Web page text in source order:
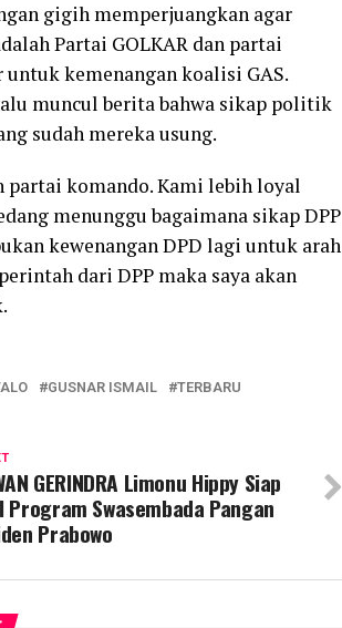
gigih memperjuangkan agar
Partai GOLKAR dan partai
kemenangan koalisi GAS.
muncul berita bahwa sikap politik
sudah mereka usung.
partai komando. Kami lebih loyal
menunggu bagaimana sikap DPP
kewenangan DPD lagi untuk arah
dari DPP maka saya akan
GUSNAR ISMAIL
TERBARU
GERINDRA Limonu Hippy Siap
Program Swasembada Pangan
Prabowo